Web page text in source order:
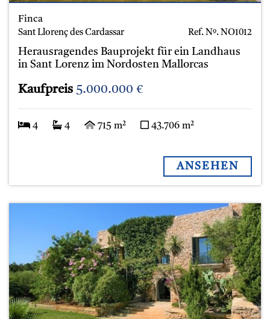
Finca
Sant Llorenç des Cardassar Ref. Nº. NO1012
Herausragendes Bauprojekt für ein Landhaus
in Sant Lorenz im Nordosten Mallorcas
Kaufpreis 5.000.000 €
4 4 715 m² 43.706 m²
ANSEHEN